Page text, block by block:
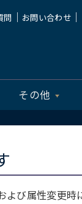
問 お問い合わせ｜
その他
び属性変更時